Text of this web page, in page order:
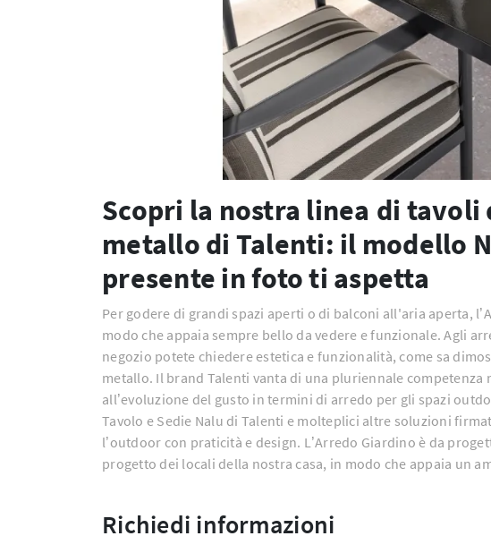
Scopri la nostra linea di tavoli
metallo di Talenti: il modello
presente in foto ti aspetta
Per godere di grandi spazi aperti o di balconi all'aria aperta,
modo che appaia sempre bello da vedere e funzionale. Agli
negozio potete chiedere estetica e funzionalità, come sa
metallo. Il brand Talenti vanta di una pluriennale competenza
all’evoluzione del gusto in termini di arredo per gli spazi
Tavolo e Sedie Nalu di Talenti e molteplici altre soluzioni
l’outdoor con praticità e design. L’Arredo Giardino è da
progetto dei locali della nostra casa, in modo che appaia un
Richiedi informazioni